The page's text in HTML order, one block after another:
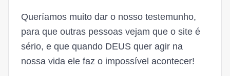
Queríamos muito dar o nosso testemunho,
para que outras pessoas vejam que o site é
sério, e que quando DEUS quer agir na
nossa vida ele faz o impossível acontecer!